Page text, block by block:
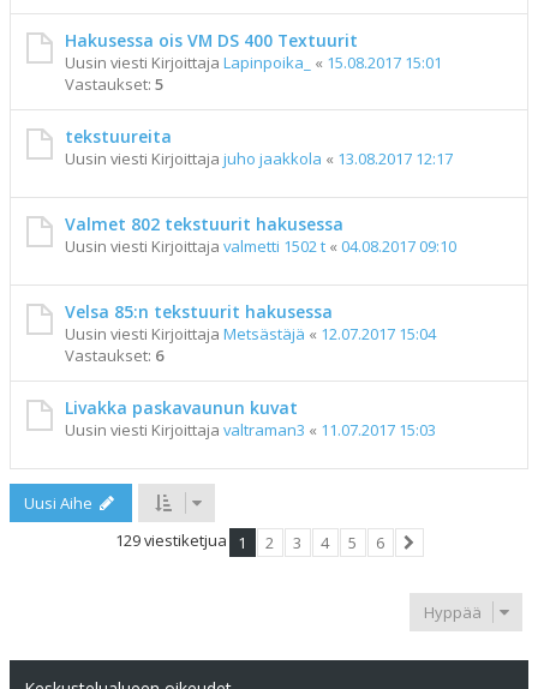
Hakusessa ois VM DS 400 Textuurit
Uusin viesti Kirjoittaja Lapinpoika_ « 15.08.2017 15:01
Vastaukset: 5
tekstuureita
Uusin viesti Kirjoittaja juho jaakkola « 13.08.2017 12:17
Valmet 802 tekstuurit hakusessa
Uusin viesti Kirjoittaja valmetti 1502 t « 04.08.2017 09:10
Velsa 85:n tekstuurit hakusessa
Uusin viesti Kirjoittaja Metsästäjä « 12.07.2017 15:04
Vastaukset: 6
Livakka paskavaunun kuvat
Uusin viesti Kirjoittaja valtraman3 « 11.07.2017 15:03
Uusi Aihe
129 viestiketjua
1 2 3 4 5
6
Hyppää